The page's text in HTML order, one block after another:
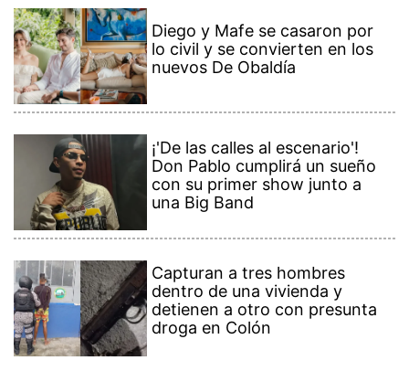
Diego y Mafe se casaron por
lo civil y se convierten en los
nuevos De Obaldía
¡'De las calles al escenario'!
Don Pablo cumplirá un sueño
con su primer show junto a
una Big Band
Capturan a tres hombres
dentro de una vivienda y
detienen a otro con presunta
droga en Colón